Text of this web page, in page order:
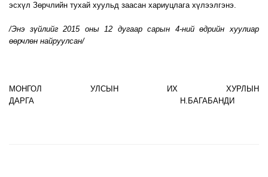
эсхүл Зөрчлийн тухай хуульд заасан хариуцлага хүлээлгэнэ.
/Энэ зүйлийг 2015 оны 12 дугаар сарын 4-ний өдрийн хуулиар
өөрчлөн найруулсан/
МОНГОЛ УЛСЫН ИХ ХУРЛЫН
ДАРГА Н.БАГАБАНДИ